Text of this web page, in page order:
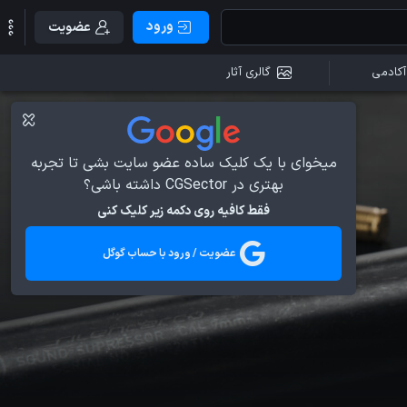
ورود عضویت
آکادمی گالری آثار
میخوای با یک کلیک ساده عضو سایت بشی تا تجربه
بهتری در CGSector داشته باشی؟
فقط کافیه روی دکمه زیر کلیک کنی
عضویت / ورود با حساب گوگل